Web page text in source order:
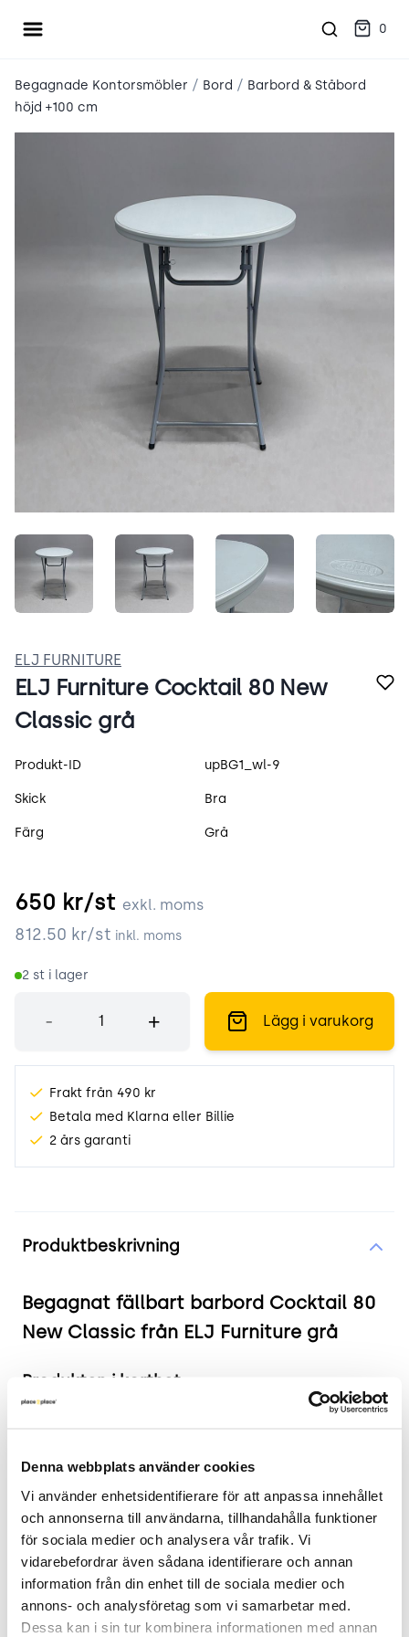
Denna webbplats använder cookies
Vi använder enhetsidentifierare för att anpassa innehållet
och annonserna till användarna, tillhandahålla funktioner
för sociala medier och analysera vår trafik. Vi
vidarebefordrar även sådana identifierare och annan
information från din enhet till de sociala medier och
annons- och analysföretag som vi samarbetar med.
Dessa kan i sin tur kombinera informationen med annan
Öppna meny 0
Begagnade Kontorsmöbler / Bord / Barbord & Ståbord
höjd +100 cm
q8gHqR5xN9PO.jpegKhoq0TL19HEJ.jpegqUYOOJ7imlcu.jpeg
ELJ FURNITURE
ELJ Furniture Cocktail 80 New
Classic grå
Produktspecifikation
Produkt-ID upBG1_wl-9
Skick Bra
Färg Grå
650 kr/st exkl. moms
812.50 kr/st inkl. moms
2 st i lager
- + Lägg i varukorg
Frakt från 490 kr
Betala med Klarna eller Billie
2 års garanti
Produktbeskrivning
Begagnat fällbart barbord Cocktail 80
New Classic från ELJ Furniture grå
Produkten i korthet
Skick: 3/5
2 års garanti
Mer om barbordet
Detta praktiska fällbara barbord från ELJ
Furniture är perfekt för både privata och
offentliga miljöer. Med sin robusta konstruktion